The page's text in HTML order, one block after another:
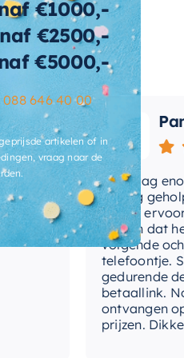
128 KG
afvoerplug Ja
2 jaar
sifon Nee, los bij te
Ja
3-5
Pam
Vandaag enorm
prettig geholpen
Avond ervoor
had en dat het
volgende
telefoontje. Snel
gedurende de
betaallink. Nog
ontvangen op de
prijzen. Dikke
€1000,-
€2500,-
€5000,-
088 646 40 00
artikelen of in
vraag naar de